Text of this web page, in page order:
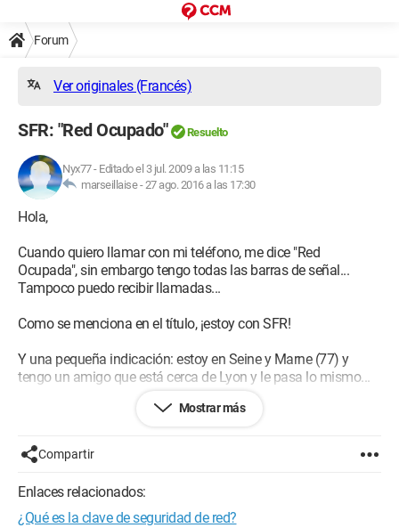
Forum
Ver originales (Francés)
SFR: "Red Ocupado" Resuelto
Nyx77- Editado el 3 jul. 2009 a las 11:15
marseillaise -27 ago. 2016 a las 17:30
Hola,
Cuando quiero llamar con mi teléfono, me dice "Red
Ocupada", sin embargo tengo todas las barras de señal...
Tampoco puedo recibir llamadas...
Como se menciona en el título, ¡estoy con SFR!
Y una pequeña indicación: estoy en Seine y Marne (77) y
tengo un amigo que está cerca de Lyon y le pasa lo mismo...
Me gustaría saber si a ustedes también les sucede, los que
Gracias, Nyx.
Mostrar más
Compartir
Enlaces relacionados:
¿Qué es la clave de seguridad de red?